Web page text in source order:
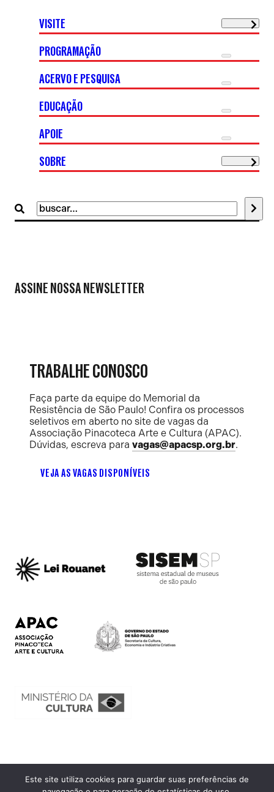
Buscar
por:
VISITE
PROGRAMAÇÃO
ACERVO E PESQUISA
EDUCAÇÃO
APOIE
SOBRE
ASSINE NOSSA NEWSLETTER
TRABALHE CONOSCO
Faça parte da equipe do Memorial da
Resistência de São Paulo! Confira os processos
seletivos em aberto no site de vagas da
Associação Pinacoteca Arte e Cultura (APAC).
Dúvidas, escreva para vagas@apacsp.org.br.
VEJA AS VAGAS DISPONÍVEIS
Ouvidoria
Este site utiliza cookies para guardar suas preferências de